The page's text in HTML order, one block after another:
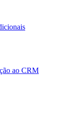
ao CRM